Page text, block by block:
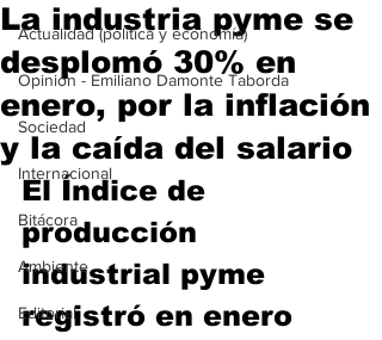
Actualidad (política y economía)
Opinión - Emiliano Damonte Taborda
Sociedad
Internacional
Bitácora
Ambiente
Editorial
La industria pyme se
desplomó 30% en
enero, por la inflación
y la caída del salario
El Índice de
producción
industrial pyme
registró en enero